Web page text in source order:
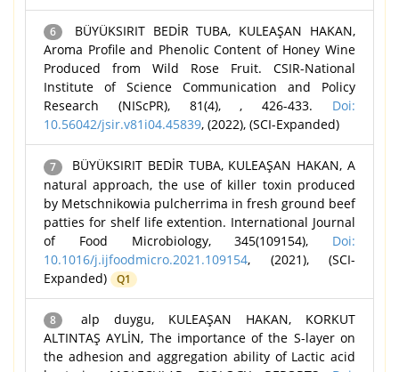
6
BÜYÜKSIRIT BEDİR TUBA, KULEAŞAN HAKAN,
Aroma Profile and Phenolic Content of Honey Wine
Produced from Wild Rose Fruit. CSIR-National
Institute of Science Communication and Policy
Research (NIScPR), 81(4), , 426-433. Doi:
10.56042/jsir.v81i04.45839, (2022), (SCI-Expanded)
7
BÜYÜKSIRIT BEDİR TUBA, KULEAŞAN HAKAN, A
natural approach, the use of killer toxin produced
by Metschnikowia pulcherrima in fresh ground beef
patties for shelf life extention. International Journal
of Food Microbiology, 345(109154), Doi:
10.1016/j.ijfoodmicro.2021.109154, (2021), (SCI-
Expanded)
Q1
8
alp duygu, KULEAŞAN HAKAN, KORKUT
ALTINTAŞ AYLİN, The importance of the S-layer on
the adhesion and aggregation ability of Lactic acid